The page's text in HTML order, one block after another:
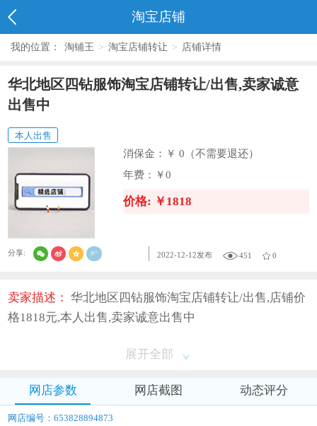
淘宝店铺
我的位置： 淘铺王 > 淘宝店铺转让 > 店铺详情
华北地区四钻服饰淘宝店铺转让/出售,卖家诚意
出售中
本人出售
消保金：
￥ 0（不需要退还）
年费：
￥0
价格: ￥1818
分享: 2022-12-12发布 451 0
卖家描述： 华北地区四钻服饰淘宝店铺转让/出售,店铺价
格1818元,本人出售,卖家诚意出售中
展开全部
网店参数 网店截图 动态评分
网店编号：653828894873